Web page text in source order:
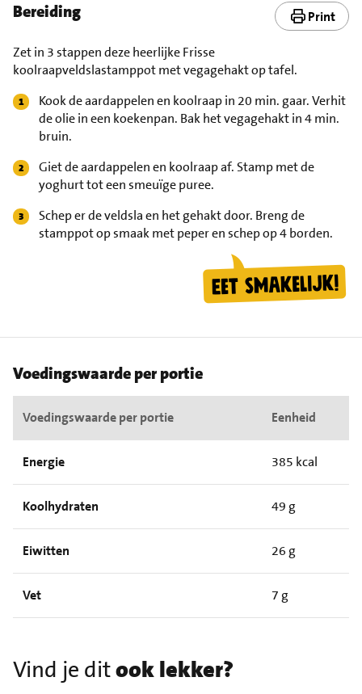
Bereiding Print
Zet in 3 stappen deze heerlijke Frisse
koolraapveldslastamppot met vegagehakt op tafel.
Kook de aardappelen en koolraap in 20 min. gaar. Verhit
de olie in een koekenpan. Bak het vegagehakt in 4 min.
bruin.
Giet de aardappelen en koolraap af. Stamp met de
yoghurt tot een smeuïge puree.
Schep er de veldsla en het gehakt door. Breng de
stamppot op smaak met peper en schep op 4 borden.
Voedingswaarde per portie
Voedingswaarde per portie Eenheid
Energie 385 kcal
Koolhydraten 49 g
Eiwitten 26 g
Vet 7 g
Vind je ditook lekker?